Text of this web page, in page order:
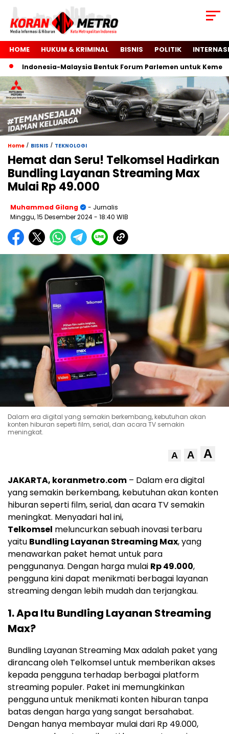
HOME HUKUM & KRIMINAL BISNIS POLITIK
Indonesia-Malaysia Bentuk Forum Parlemen untuk
Home / BISNIS / TEKNOLOGI
Hemat dan Seru! Telkomsel Hadirkan
Bundling Layanan Streaming Max
Mulai Rp 49.000
Muhammad Gilang
- Jurnalis
Minggu, 15 Desember 2024- 18:40 WIB
Dalam era digital yang semakin berkembang, kebutuhan akan
konten hiburan seperti film, serial, dan acara TV semakin
meningkat.
A A A
JAKARTA, koranmetro.com – Dalam era digital
yang semakin berkembang, kebutuhan akan konten
hiburan seperti film, serial, dan acara TV semakin
meningkat. Menyadari hal ini,
Telkomsel meluncurkan sebuah inovasi terbaru
yaitu Bundling Layanan Streaming Max, yang
menawarkan paket hemat untuk para
penggunanya. Dengan harga mulai Rp 49.000,
pengguna kini dapat menikmati berbagai layanan
streaming dengan lebih mudah dan terjangkau.
1.Apa Itu Bundling Layanan Streaming
Max?
Bundling Layanan Streaming Max adalah paket yang
dirancang oleh Telkomsel untuk memberikan akses
kepada pengguna terhadap berbagai platform
streaming populer. Paket ini memungkinkan
pengguna untuk menikmati konten hiburan tanpa
batas dengan harga yang sangat bersahabat.
Dengan hanya membayar mulai dari Rp 49.000,